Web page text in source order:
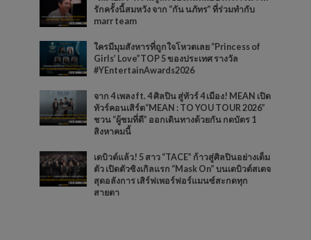
รักครั้งนี้สมหวัง จาก “กัน นภัทร” ที่ร่วมทำกับ
marr team
ใครมีมุมสังหารที่ถูกใจโหวตเลย “Princess of
Girls’ Love”TOP 5 ของประเทศ รางวัล
#YEntertainAwards2026
จาก 4 เพลง ft. 4 ศิลปิน สู่ทัวร์ 4 เมือง! MEAN เปิด
ทัวร์คอนเสิร์ต“MEAN : TO YOU TOUR 2026”
ชวน “ผู้ชมที่ดี” ออกเดินทางด้วยกัน กดบัตร 1
สิงหาคมนี้
เดบิวต์แล้ว! 5 สาว “TACE” ก้าวสู่ศิลปินอย่างเต็ม
ตัว เปิดตัวซิงเกิลแรก “Mask On” บนเดบิวต์สเตจ
สุดอลังการ เสิร์ฟเพอร์ฟอร์แมนซ์สะกดทุก
สายตา